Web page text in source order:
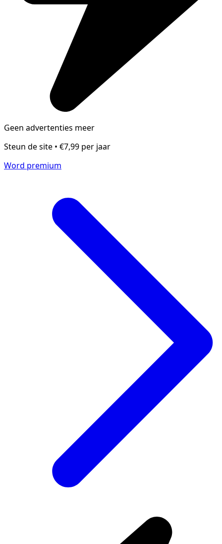
Geen advertenties meer
Steun de site • €7,99 per jaar
Word premium